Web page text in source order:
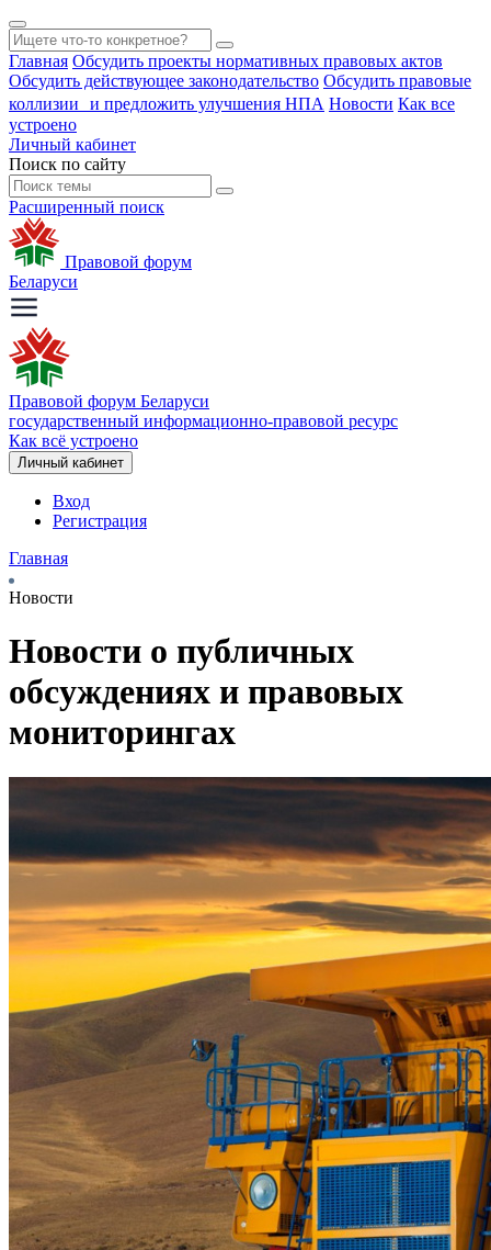
Главная Обсудить проекты нормативных правовых актов
Обсудить действующее законодательство Обсудить правовые
коллизии и предложить улучшения НПА Новости Как все
устроено
Личный кабинет
Поиск по сайту
Расширенный поиск
Правовой форум
Беларуси
Правовой форум Беларуси
государственный информационно-правовой ресурс
Как всё устроено
Личный кабинет
Вход
Регистрация
Главная
Новости
Новости о публичных
обсуждениях и правовых
мониторингах